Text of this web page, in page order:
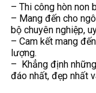
– Thi công hòn non
– Mang đến cho
bộ chuyên nghiệp,
– Cam kết mang
lượng.
– Khẳng định
đáo nhất, đẹp nhất